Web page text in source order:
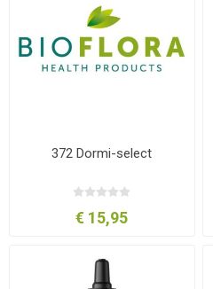
372 Dormi-select
€ 15,95